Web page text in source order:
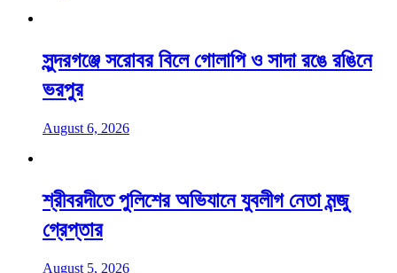
সুন্দরগঞ্জে সরোবর বিলে গোলাপি ও সাদা রঙে রঙিনে
ভরপুর
August 6, 2026
শ্রীবরদীতে পুলিশের অভিযানে যুবলীগ নেতা মন্জু
গ্রেপ্তার
August 5, 2026